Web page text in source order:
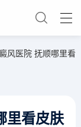
风医院 抚顺哪里看
里看皮肤